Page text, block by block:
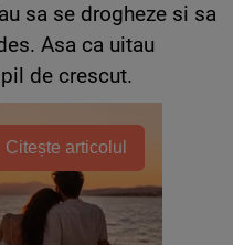
sa se drogheze si sa
Asa ca uitau
de crescut.
Citește articolul